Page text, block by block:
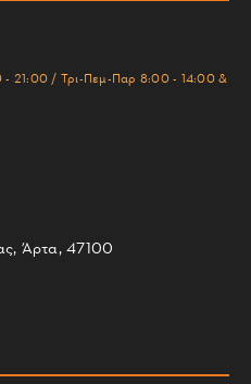
- 21:00 / Τρι-Πεμ-Παρ 8:00 - 14:00 &
Άρτα, 47100